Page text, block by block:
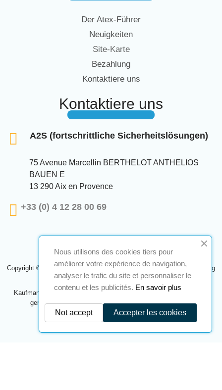
Der Atex-Führer
Neuigkeiten
Site-Karte
Bezahlung
Kontaktiere uns
Kontaktiere uns
A2S (fortschrittliche Sicherheitslösungen)
75 Avenue Marcellin BERTHELOT ANTHELIOS
BAUEN E
13 290 Aix en Provence
+33 (0) 4 12 28 00 69
Copyright © 2024 A2S ATEX. Alle Rechte vorbehalten. Eine Realisierung
Navilog
Kaufmann, der von der offensichtlichen Meinung des Unternehmens
genehmigt wurde,Klicken Sie hier, um es zu überprüfen.
Nous utilisons des cookies tiers pour
améliorer votre expérience de navigation,
analyser le trafic du site et personnaliser le
contenu et les publicités. En savoir plus
Accepter les cookies
Not accept